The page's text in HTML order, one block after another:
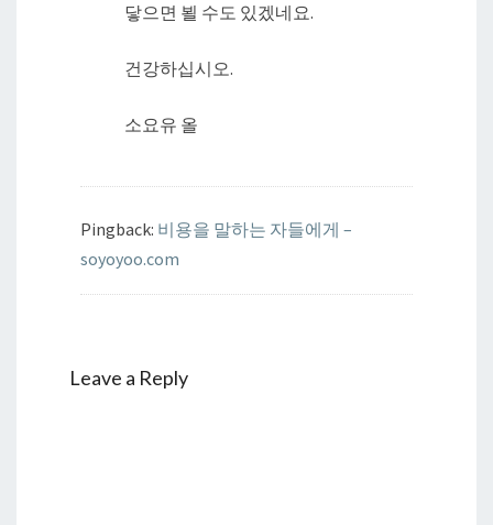
닿으면 뵐 수도 있겠네요.
건강하십시오.
소요유 올
Pingback: 비용을 말하는 자들에게 –
soyoyoo.com
Leave a Reply